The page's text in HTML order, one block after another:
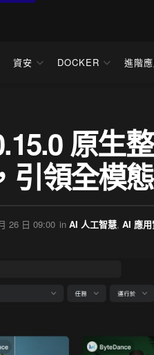
資安 DOCKER 進階
原生
引領全模
26 日 09:00 in AI 人工智慧, AI 應